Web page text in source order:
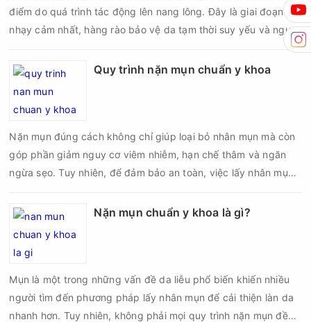
điểm do quá trình tác động lên nang lông. Đây là giai đoạn da
nhạy cảm nhất, hàng rào bảo vệ da tạm thời suy yếu và nguy
cơ viêm nhiễm, thâm sau mụn hoặc hình thành sẹo sẽ tăng lên
nếu chăm sóc không đúng cách. Chính vì vậy, việc chăm sóc
Quy trình nặn mụn chuẩn y khoa
Nặn mụn đúng cách không chỉ giúp loại bỏ nhân mụn mà còn
góp phần giảm nguy cơ viêm nhiễm, hạn chế thâm và ngăn
ngừa sẹo. Tuy nhiên, để đảm bảo an toàn, việc lấy nhân mụn
đủ các bước vô khuẩn và chăm sóc sau điều trị.
Nặn mụn chuẩn y khoa là gì?
Mụn là một trong những vấn đề da liễu phổ biến khiến nhiều
người tìm đến phương pháp lấy nhân mụn để cải thiện làn da
nhanh hơn. Tuy nhiên, không phải mọi quy trình nặn mụn đều